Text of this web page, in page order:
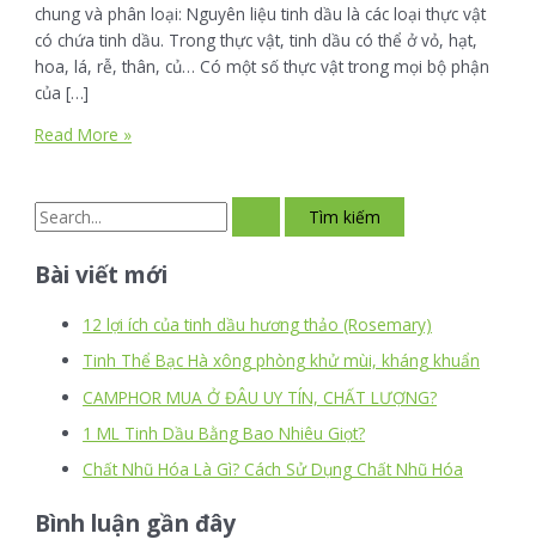
chung và phân loại: Nguyên liệu tinh dầu là các loại thực vật
có chứa tinh dầu. Trong thực vật, tinh dầu có thể ở vỏ, hạt,
hoa, lá, rễ, thân, củ… Có một số thực vật trong mọi bộ phận
của […]
Read More »
Bài viết mới
12 lợi ích của tinh dầu hương thảo (Rosemary)
Tinh Thể Bạc Hà xông phòng khử mùi, kháng khuẩn
CAMPHOR MUA Ở ĐÂU UY TÍN, CHẤT LƯỢNG?
1 ML Tinh Dầu Bằng Bao Nhiêu Giọt?
Chất Nhũ Hóa Là Gì? Cách Sử Dụng Chất Nhũ Hóa
Bình luận gần đây